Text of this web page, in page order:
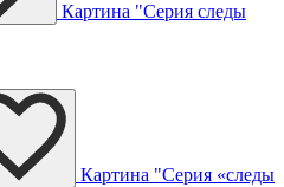
Картина "Серия следы
Картина "Серия «следы